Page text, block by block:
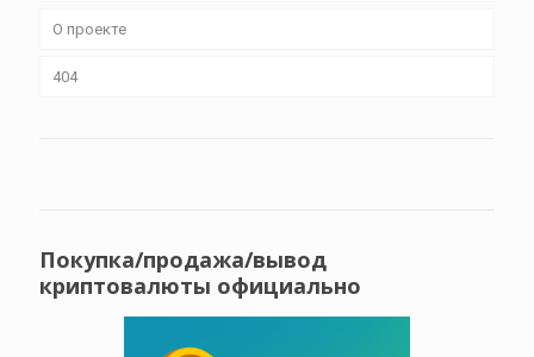
О проекте
404
Покупка/продажа/вывод
криптовалюты официально